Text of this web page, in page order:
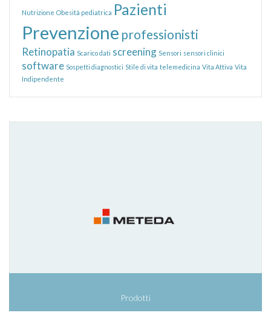
Nutrizione Obesità pediatrica Pazienti
Prevenzione professionisti
Retinopatia Scarico dati screening Sensori sensori clinici
software Sospetti diagnostici Stile di vita telemedicina Vita Attiva Vita
Indipendente
Prodotti